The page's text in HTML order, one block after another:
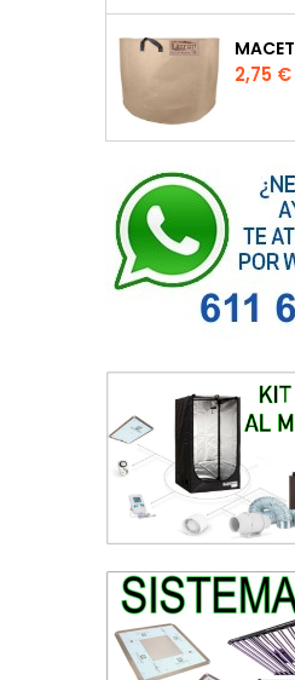
Precio
2,75 €